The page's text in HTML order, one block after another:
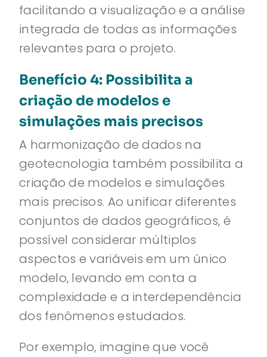
facilitando a visualização e a análise
integrada de todas as informações
relevantes para o projeto.
Benefício 4: Possibilita a
criação de modelos e
simulações mais precisos
A harmonização de dados na
geotecnologia também possibilita a
criação de modelos e simulações
mais precisos. Ao unificar diferentes
conjuntos de dados geográficos, é
possível considerar múltiplos
aspectos e variáveis em um único
modelo, levando em conta a
complexidade e a interdependência
dos fenômenos estudados.
Por exemplo, imagine que você